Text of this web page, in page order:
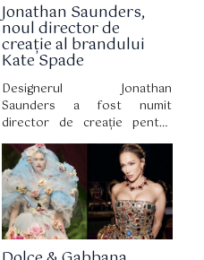
Jonathan Saunders,
noul director de
creație al brandului
Kate Spade
Designerul Jonathan
Saunders a fost numit
director de creație pentru
Kate Spade, marcând un
moment-cheie pentru brandul
newyorkez, care a funcționat
în ultimii cinci ani fără o
persoană anume în acest
post.